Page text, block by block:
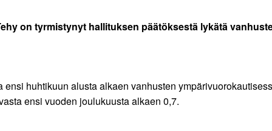
on tyrmistynyt hallituksen päätöksestä lykätä
huhtikuun alusta alkaen vanhusten
ensi vuoden joulukuusta alkaen 0,7.